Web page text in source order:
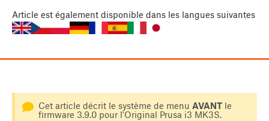
Article est également disponible dans les langues suivantes
Cet article décrit le système de menu AVANTle
firmware 3.9.0 pour l'Original Prusa i3 MK3S.